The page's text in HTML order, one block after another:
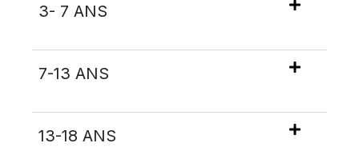
3- 7 ANS
7-13 ANS
13-18 ANS